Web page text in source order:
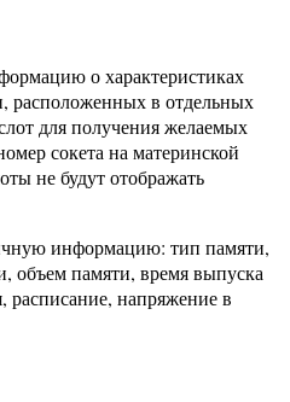
о характеристиках
расположенных в отдельных
для получения желаемых
сокета на материнской
не будут отображать
информацию: тип памяти,
объем памяти, время выпуска
расписание, напряжение в